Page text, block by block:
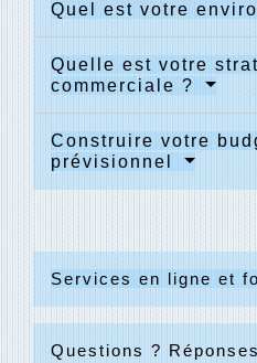
Quel est votre
Quelle est votre
commerciale ?
Construire votre
prévisionnel
Services en ligne et
Questions ?